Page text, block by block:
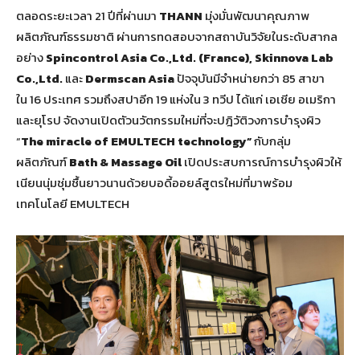
ตลอดระยะเวลา 21 ปีที่ผ่านมา THANN มุ่งมั่นพัฒนาคุณภาพ
ผลิตภัณฑ์ธรรมชาติ ผ่านการทดสอบจากสถาบันวิจัยในระดับสากล
อย่างSpincontrol Asia Co.,Ltd. (France), Skinnova Lab
Co.,Ltd.และDermscan Asiaปัจจุบันมีจำหน่ายกว่า 85 สาขา
ใน 16 ประเทศ รวมถึงสปาอีก 19 แห่งใน 3 ทวีป ได้แก่ เอเชีย อเมริกา
และยุโรป จัดงานเปิดตัวนวัตกรรมใหม่ที่จะปฎิวัติวงการบำรุงผิว
“The miracle of EMULTECH technology”กับกลุ่ม
ผลิตภัณฑ์Bath & Massage Oilเปิดประสบการณ์การบำรุงผิวให้
เนียนนุ่มชุ่มชื้นยาวนานด้วยบอดี้ออยล์สูตรใหม่ที่มาพร้อม
เทคโนโลยี EMULTECH